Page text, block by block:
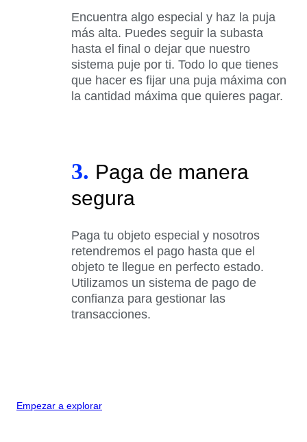
Encuentra algo especial y haz la puja
más alta. Puedes seguir la subasta
hasta el final o dejar que nuestro
sistema puje por ti. Todo lo que tienes
que hacer es fijar una puja máxima con
la cantidad máxima que quieres pagar.
3. Paga de manera
segura
Paga tu objeto especial y nosotros
retendremos el pago hasta que el
objeto te llegue en perfecto estado.
Utilizamos un sistema de pago de
confianza para gestionar las
transacciones.
Empezar a explorar